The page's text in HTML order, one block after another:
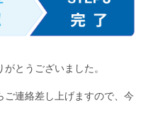
とうございました。
ご連絡差し上げますので、今